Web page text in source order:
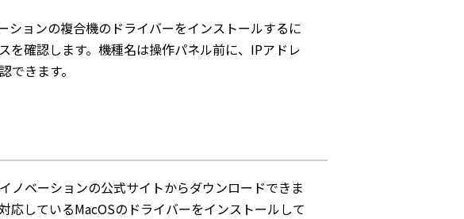
ションの複合機のドライバーをインストールするに
を確認します。機種名は操作パネル前に、IPアドレ
できます。
ノベーションの公式サイトからダウンロードできま
応しているMacOSのドライバーをインストールして